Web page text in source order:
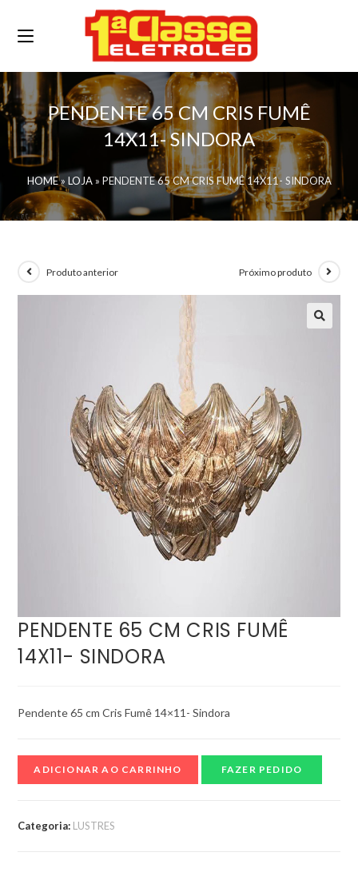
PENDENTE 65 CM CRIS FUMÊ
14X11- SINDORA
HOME» LOJA» PENDENTE 65 CM CRIS FUMÊ 14X11- SINDORA
Produto anterior Próximo produto
PENDENTE 65 CM CRIS FUMÊ
14X11- SINDORA
Pendente 65 cm Cris Fumê 14×11- Sindora
ADICIONAR AO CARRINHO FAZER PEDIDO
Categoria: LUSTRES